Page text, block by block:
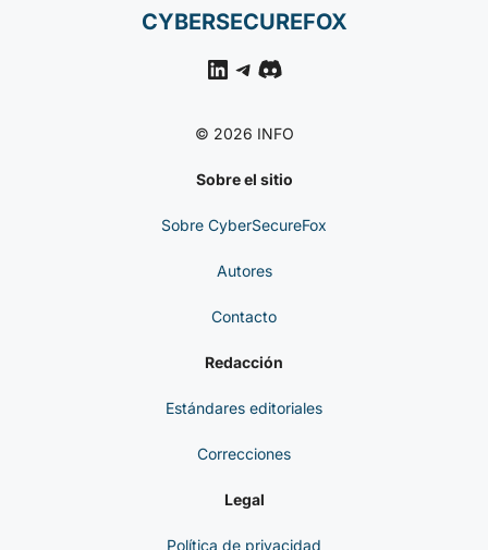
CYBERSECUREFOX
LinkedIn
Telegram
Discord
© 2026 INFO
Sobre el sitio
Sobre CyberSecureFox
Autores
Contacto
Redacción
Estándares editoriales
Correcciones
Legal
Política de privacidad